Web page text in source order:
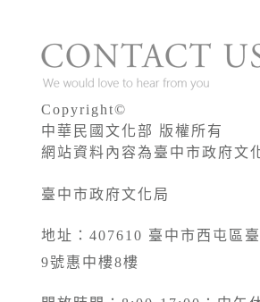
Copyright©
中華民國文化部 版權所有
網站資料內容為臺中市政府文
臺中市政府文化局
地址：407610 臺中市西屯區
9號惠中樓8樓